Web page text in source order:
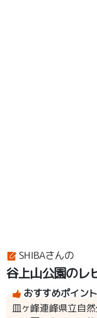
SHIBAさんの
谷上山公園のレ
おすすめポイント
皿ヶ峰連峰県立自